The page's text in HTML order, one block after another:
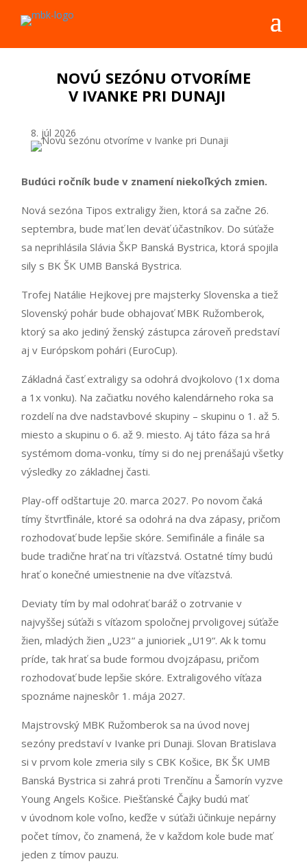
NOVÚ SEZÓNU OTVORÍME
V IVANKE PRI DUNAJI
8. júl 2026
Budúci ročník bude v znamení niekoľkých zmien.
Nová sezóna Tipos extraligy žien, ktorá sa začne 26.
septembra, bude mať len deväť účastníkov. Do súťaže
sa neprihlásila Slávia ŠKP Banská Bystrica, ktorá spojila
sily s BK ŠK UMB Banská Bystrica.
Trofej Natálie Hejkovej pre majsterky Slovenska a tiež
Slovenský pohár bude obhajovať MBK Ružomberok,
ktorý sa ako jediný ženský zástupca zároveň predstaví
aj v Európskom pohári (EuroCup).
Základná časť extraligy sa odohrá dvojkolovo (1x doma
a 1x vonku). Na začiatku nového kalendárneho roka sa
rozdelí na dve nadstavbové skupiny – skupinu o 1. až 5.
miesto a skupinu o 6. až 9. miesto. Aj táto fáza sa hrá
systémom doma-vonku, tímy si do nej prenášajú všetky
výsledky zo základnej časti.
Play-off odštartuje 20. marca 2027. Po novom čaká
tímy štvrťfinále, ktoré sa odohrá na dva zápasy, pričom
rozhodovať bude lepšie skóre. Semifinále a finále sa
bude tradične hrať na tri víťazstvá. Ostatné tímy budú
hrať o konečné umiestnenie na dve víťazstvá.
Deviaty tím by mal odohrať baráž o zotrvanie v
najvyššej súťaži s víťazom spoločnej prvoligovej súťaže
žien, mladých žien „U23“ a junioriek „U19“. Ak k tomu
príde, tak hrať sa bude formou dvojzápasu, pričom
rozhodovať bude lepšie skóre. Extraligového víťaza
spoznáme najneskôr 1. mája 2027.
Majstrovský MBK Ružomberok sa na úvod novej
sezóny predstaví v Ivanke pri Dunaji. Slovan Bratislava
si v prvom kole zmeria sily s CBK Košice, BK ŠK UMB
Banská Bystrica si zahrá proti Trenčínu a Šamorín vyzve
Young Angels Košice. Piešťanské Čajky budú mať
v úvodnom kole voľno, keďže v súťaži účinkuje nepárny
počet tímov, čo znamená, že v každom kole bude mať
jeden z tímov pauzu.